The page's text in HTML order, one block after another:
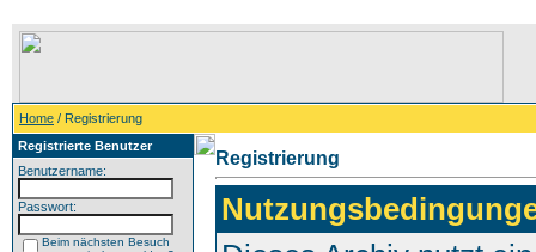
Home / Registrierung
Registrierte Benutzer
Benutzername:
Passwort:
Beim nächsten Besuch
Registrierung